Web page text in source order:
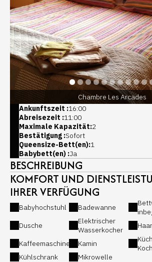
Chambre Les Arcades
Ankunftszeit :16:00
Abreisezeit :11:00
Maximale Kapazität:2
Bestätigung :Sofort
Queensize-Bett(en):1
Babybett(en) :Ja
BESCHREIBUNG
KOMFORT UND
IHRER VERFÜGUNG
Babyhochstuhl Badewanne
Dusche
Elektrischer
Wasserkocher
Kaffeemaschine
Kamin
Kühlschrank
Mikrowelle